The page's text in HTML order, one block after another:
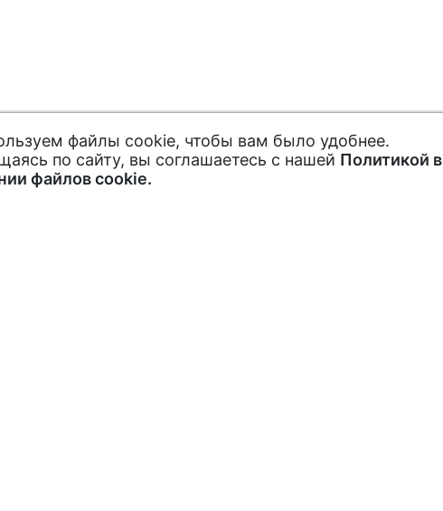
файлы cookie, чтобы вам было удобнее.
по сайту, вы соглашаетесь с нашей Политикой в
файлов cookie.